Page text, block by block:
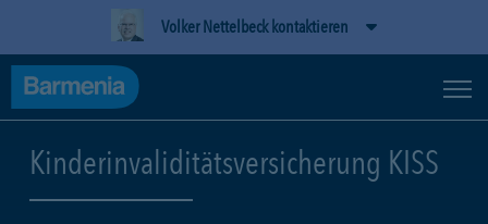
Volker Nettelbeck kontaktieren
Kinderinvaliditätsversicherung KISS